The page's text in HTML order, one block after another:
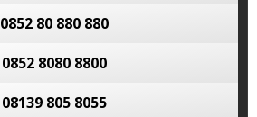
0852 80 880 880
0852 8080 8800
08139 805 8055